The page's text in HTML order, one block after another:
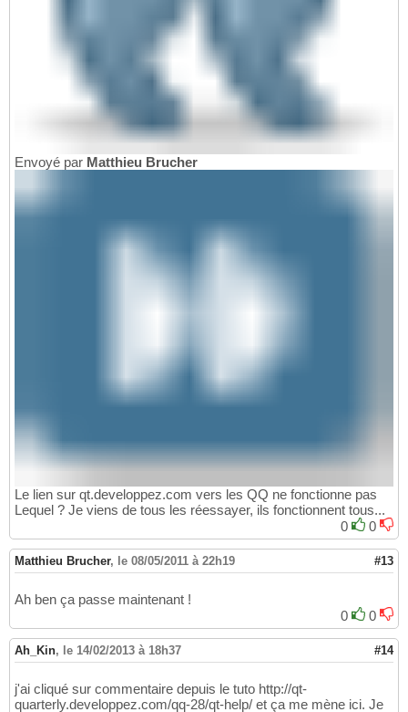
Envoyé par Matthieu Brucher
Le lien sur qt.developpez.com vers les QQ ne fonctionne pas
Lequel ? Je viens de tous les réessayer, ils fonctionnent tous...
0
0
Matthieu Brucher, le 08/05/2011 à 22h19 #13
Ah ben ça passe maintenant !
0
0
Ah_Kin, le 14/02/2013 à 18h37 #14
j'ai cliqué sur commentaire depuis le tuto http://qt-
quarterly.developpez.com/qq-28/qt-help/ et ça me mène ici. Je